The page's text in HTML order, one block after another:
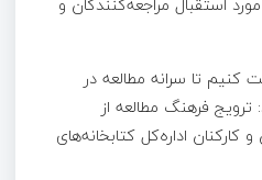
کنیم تا سرانه مطالعه در
ترویج فرهنگ مطالعه از
کارکنان اداره‌کل کتابخانه‌های